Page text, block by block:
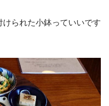
られた小鉢っていいです